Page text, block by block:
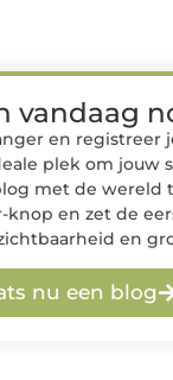
vandaag
en registreer
plek om jouw
met de wereld
knop en zet de
en
nu een blog